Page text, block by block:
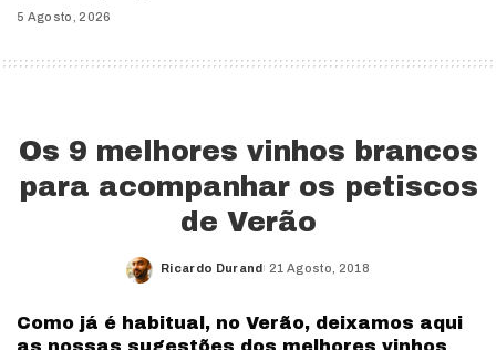
5 Agosto, 2026
Os 9 melhores vinhos brancos
para acompanhar os petiscos
de Verão
Posted
Ricardo Durand 21 Agosto, 2018
Como já é habitual, no Verão, deixamos aqui